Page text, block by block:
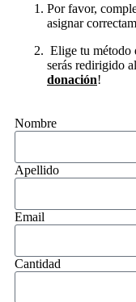
Por favor,
asignar
Elige tu método
serás redirigido
donación!
Nombre
Apellido
Email
Cantidad